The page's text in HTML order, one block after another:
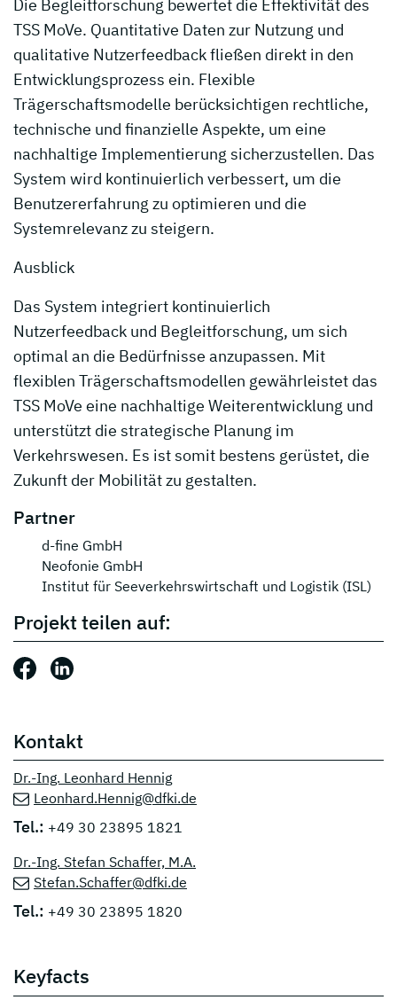
Die Begleitforschung bewertet die Effektivität des
TSS MoVe. Quantitative Daten zur Nutzung und
qualitative Nutzerfeedback fließen direkt in den
Entwicklungsprozess ein. Flexible
Trägerschaftsmodelle berücksichtigen rechtliche,
technische und finanzielle Aspekte, um eine
nachhaltige Implementierung sicherzustellen. Das
System wird kontinuierlich verbessert, um die
Benutzererfahrung zu optimieren und die
Systemrelevanz zu steigern.
Ausblick
Das System integriert kontinuierlich
Nutzerfeedback und Begleitforschung, um sich
optimal an die Bedürfnisse anzupassen. Mit
flexiblen Trägerschaftsmodellen gewährleistet das
TSS MoVe eine nachhaltige Weiterentwicklung und
unterstützt die strategische Planung im
Verkehrswesen. Es ist somit bestens gerüstet, die
Zukunft der Mobilität zu gestalten.
Partner
d-fine GmbH
Neofonie GmbH
Institut für Seeverkehrswirtschaft und Logistik (ISL)
Projekt teilen auf:
Beitrag teilen auf: Facebook
Beitrag teilen auf: LinkedIn
Kontakt
Dr.-Ing. Leonhard Hennig
Leonhard.Hennig@dfki.de
Tel.: +49 30 23895 1821
Dr.-Ing. Stefan Schaffer, M.A.
Stefan.Schaffer@dfki.de
Tel.: +49 30 23895 1820
Keyfacts